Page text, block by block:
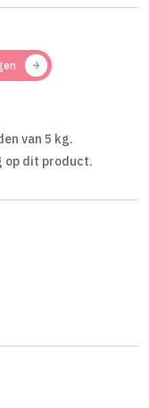
van 5 kg.
op dit product.